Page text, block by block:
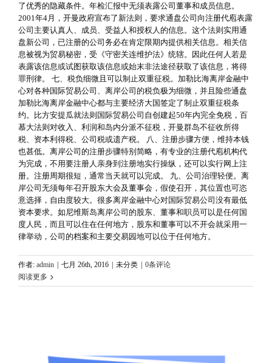
了优秀的隐藏条件。年检汇报中无须表露公司董事和成员信息。
2001年4月，开曼政府宣布了新法则，要求通盘公司向注册代庖表露
公司主要认真人、成员、受益人和授权人的信息。这个法则实用通
盘新公司，已注册的公司务必在肯定限期内提供相关信息。相关信
息被视为贸易秘密，受《守密关连维护法》统辖。因此任何人若是
表露该信息或试图获取该信息或始末非法途径获取了该信息，将得
罪刑律。 七、税负细微且可以制止双重征税。加勒比海离岸金融中
心对各种国际贸易公司、离岸公司的税负极为细微，并且险些通盘
加勒比海离岸金融中心都与主要经济大国签定了制止双重征税条
约。比方安提瓜就法则国际贸易公司自创建起50年内完全免税，百
慕大法则对收入、利润和岛内分派不征税，开曼群岛不征收所得
税、资本利得税、公司税或遗产税。 八、注册步骤方便，维持本钱
也甚低。离岸公司的注册步骤特别简略，有专业的注册代庖机构代
为完成，不用要注册人亲身到注册地实行操纵，还可以实行网上注
册。注册周期很短，通常当天就可以完成。 九、公司治理轻便。离
岸公司无须每年召开股东大会及董事会，假使召开，其位置也可恣
意选择，自由度较大。很多离岸金融中心对国际贸易公司没有最低
资本要求。如尼维斯岛离岸公司的股东、董事和职员可以是任何国
度人民，而且可以住在任何地方，股东和董事可以不开会就采用一
律举动，公司的档案和主要交易园地可以位于任何地方。
作者: admin | 七月 26th, 2016 | 未分类 | 0条评论
阅读更多